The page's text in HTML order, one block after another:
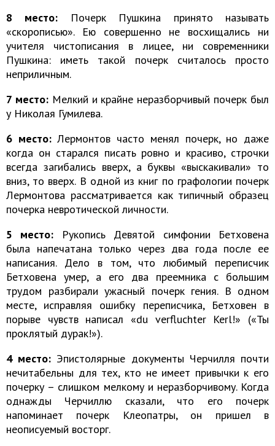
8 место: Почерк Пушкина принято называть
«скорописью». Ею совершенно не восхищались ни
учителя чистописания в лицее, ни современники
Пушкина: иметь такой почерк считалось просто
неприличным.
7 место:Мелкий и крайне неразборчивый почерк был
у Николая Гумилева.
6 место:Лермонтов часто менял почерк, но даже
когда он старался писать ровно и красиво, строчки
всегда загибались вверх, а буквы «выскакивали» то
вниз, то вверх. В одной из книг по графологии почерк
Лермонтова рассматривается как типичный образец
почерка невротической личности.
5 место: Рукопись Девятой симфонии Бетховена
была напечатана только через два года после ее
написания. Дело в том, что любимый переписчик
Бетховена умер, а его два преемника с большим
трудом разбирали ужасный почерк гения. В одном
месте, исправляя ошибку переписчика, Бетховен в
порыве чувств написал «du verfluchter Kerl!» («Ты
проклятый дурак!»).
4 место: Эпистолярные документы Черчилля почти
нечитабельны для тех, кто не имеет привычки к его
почерку – слишком мелкому и неразборчивому. Когда
однажды Черчиллю сказали, что его почерк
напоминает почерк Клеопатры, он пришел в
неописуемый восторг.